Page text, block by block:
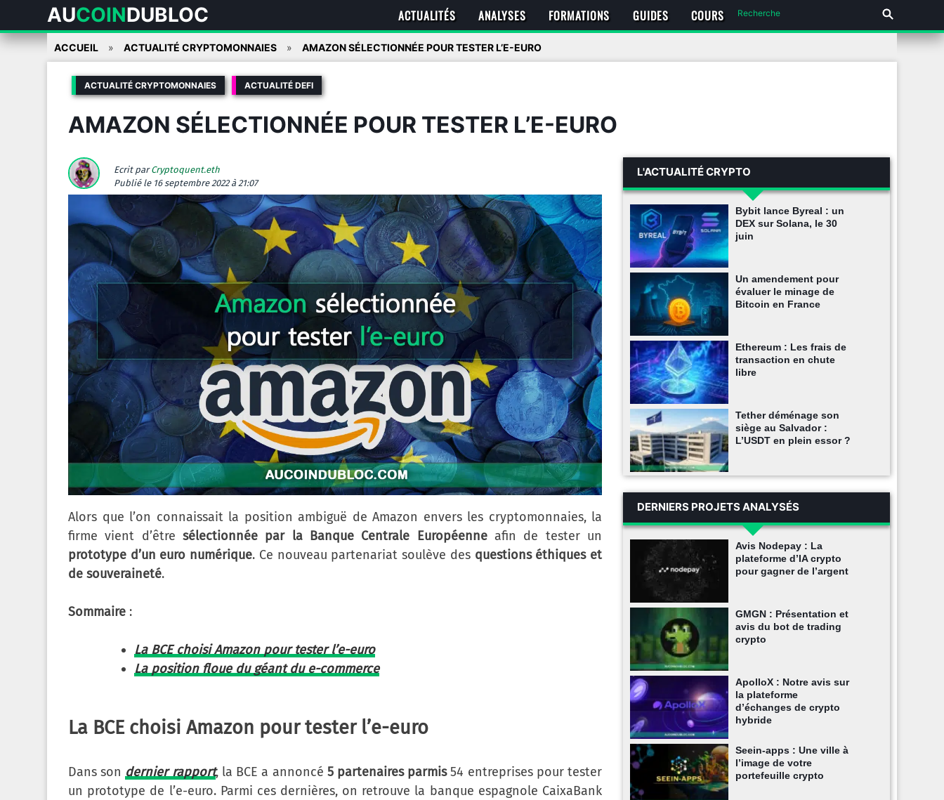
AUCOINDUBLOC ACTUALITÉS ANALYSES FORMATIONS GUIDES COURS
Skip
ACCUEIL ACTUALITÉ CRYPTOMONNAIES AMAZON SÉLECTIONNÉE POUR TESTER L’E-EURO
ACTUALITÉ CRYPTOMONNAIES ACTUALITÉ DEFI
AMAZON SÉLECTIONNÉE POUR TESTER L’E-EURO
Ecrit parCryptoquent.eth
Publié le 16 septembre 2022 à 21:07
Alors que l’on connaissait la position ambiguë de Amazon envers les cryptomonnaies, la
firme vient d’être sélectionnée par la Banque Centrale Européenneafin de tester un
prototype d’un euro numérique. Ce nouveau partenariat soulève des questions éthiques et
de souveraineté.
Sommaire :
La BCE choisi Amazon pour tester l’e-euro
La position floue du géant du e-commerce
La BCE choisi Amazon pour tester l’e-euro
Dans son dernier rapport, la BCE a annoncé 5 partenaires parmis54 entreprises pour tester
un prototype de l’e-euro. Parmi ces dernières, on retrouve la banque espagnole CaixaBank
L'ACTUALITÉ CRYPTO
Bybit lance Byreal : un
DEX sur Solana, le 30
juin
Un amendement pour
évaluer le minage de
Bitcoin en France
Ethereum : Les frais de
transaction en chute
libre
Tether déménage son
siège au Salvador :
L’USDT en plein essor ?
DERNIERS PROJETS ANALYSÉS
Avis Nodepay : La
plateforme d’IA crypto
pour gagner de l’argent
GMGN : Présentation et
avis du bot de trading
crypto
ApolloX : Notre avis sur
la plateforme
d’échanges de crypto
hybride
Seein-apps : Une ville à
l’image de votre
portefeuille crypto